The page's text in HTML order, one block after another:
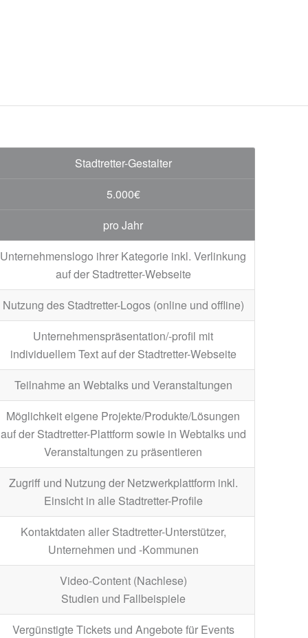
Stadtretter-Gestalter
5.000€
pro Jahr
Unternehmenslogo ihrer Kategorie inkl. Verlinkung
auf der Stadtretter-Webseite
Nutzung des Stadtretter-Logos (online und offline)
Unternehmenspräsentation/-profil mit
individuellem Text auf der Stadtretter-Webseite
Teilnahme an Webtalks und Veranstaltungen
Möglichkeit eigene Projekte/Produkte/Lösungen
auf der Stadtretter-Plattform sowie in Webtalks und
Veranstaltungen zu präsentieren
Zugriff und Nutzung der Netzwerkplattform inkl.
Einsicht in alle Stadtretter-Profile
Kontaktdaten aller Stadtretter-Unterstützer,
Unternehmen und -Kommunen
Video-Content (Nachlese)
Studien und Fallbeispiele
Vergünstigte Tickets und Angebote für Events